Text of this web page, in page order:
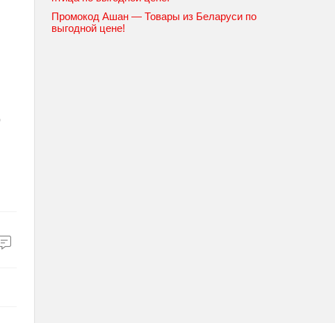
Промокод Ашан — Товары из Беларуси по
выгодной цене!